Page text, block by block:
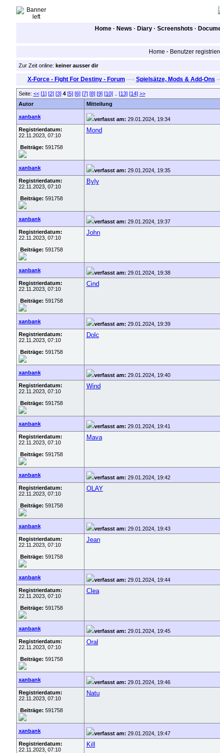
Home · News · Diary · Screenshots ·
Home · Benutzer
Zur Zeit online: keiner ausser dir
X-Force - Fight For Destiny - Forum —› Spielsätze, Mods & Add-Ons
Seite: << [1] [2] [3] 4 [5] [6] [7] [8] [9] [10].. [13] [14] >>
Autor
Mitteilung
xanbank verfasst am: 29.01.2024, 19:34
Registrierdatum:
22.11.2023, 07:10
Beiträge: 591758
Mond
xanbank verfasst am: 29.01.2024, 19:35
Registrierdatum:
22.11.2023, 07:10
Beiträge: 591758
Byly
xanbank verfasst am: 29.01.2024, 19:37
Registrierdatum:
22.11.2023, 07:10
Beiträge: 591758
John
xanbank verfasst am: 29.01.2024, 19:38
Registrierdatum:
22.11.2023, 07:10
Beiträge: 591758
Cind
xanbank verfasst am: 29.01.2024, 19:39
Registrierdatum:
22.11.2023, 07:10
Beiträge: 591758
Dolc
xanbank verfasst am: 29.01.2024, 19:40
Registrierdatum:
22.11.2023, 07:10
Beiträge: 591758
Wind
xanbank verfasst am: 29.01.2024, 19:41
Registrierdatum:
22.11.2023, 07:10
Beiträge: 591758
Mava
xanbank verfasst am: 29.01.2024, 19:42
Registrierdatum:
22.11.2023, 07:10
Beiträge: 591758
OLAY
xanbank verfasst am: 29.01.2024, 19:43
Registrierdatum:
22.11.2023, 07:10
Beiträge: 591758
Jean
xanbank verfasst am: 29.01.2024, 19:44
Registrierdatum:
22.11.2023, 07:10
Beiträge: 591758
Clea
xanbank verfasst am: 29.01.2024, 19:45
Registrierdatum:
22.11.2023, 07:10
Beiträge: 591758
Oral
xanbank verfasst am: 29.01.2024, 19:46
Registrierdatum:
22.11.2023, 07:10
Beiträge: 591758
Natu
xanbank verfasst am: 29.01.2024, 19:47
Registrierdatum:
22.11.2023, 07:10
Kill